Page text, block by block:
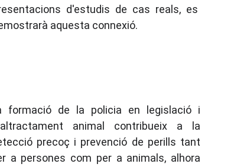
d'estudis de cas reals, es
aquesta connexió.
formació de la policia en legislació i
animal contribueix a la
precoç i prevenció de perills tant
a persones com per a animals, alhora